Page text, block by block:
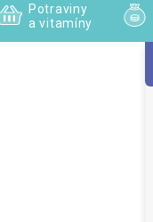
Potraviny
a vitamíny